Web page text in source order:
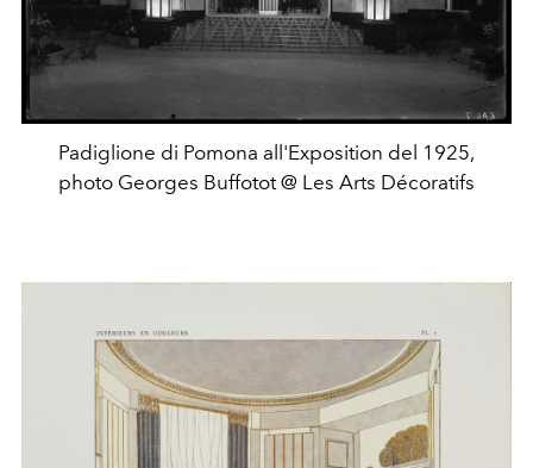
Padiglione di Pomona all'Exposition del 1925,
photo Georges Buffotot @ Les Arts Décoratifs